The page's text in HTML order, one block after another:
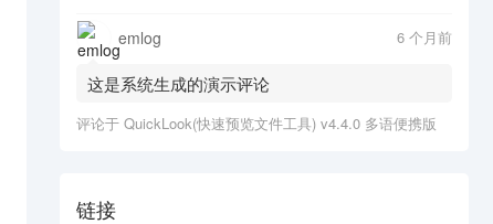
emlog 6 个月前
这是系统生成的演示评论
评论于 QuickLook(快速预览文件工具) v4.4.0 多语便携版
链接